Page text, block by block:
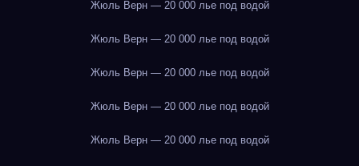
Жюль Верн — 20 000 лье под водой
Жюль Верн — 20 000 лье под водой
Жюль Верн — 20 000 лье под водой
Жюль Верн — 20 000 лье под водой
Жюль Верн — 20 000 лье под водой